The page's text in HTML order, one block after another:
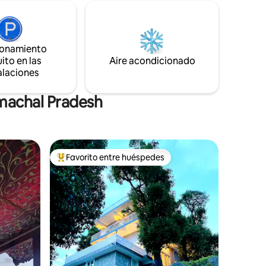
y pimientos. Acompáñanos ahora para
abrazar el arte de la vida orgánica y la
en las
Aire acondicionado
Pradesh
Favorito entre huéspedes preferido
Favorito entre huéspedes